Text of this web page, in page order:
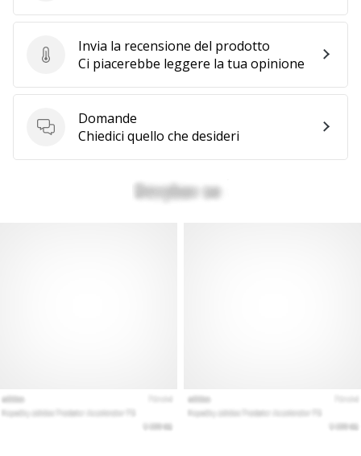
Invia la recensione del prodotto
Invia la recensione del prodotto
Ci piacerebbe leggere la tua opinione
Domande
Domande
Chiedici quello che desideri